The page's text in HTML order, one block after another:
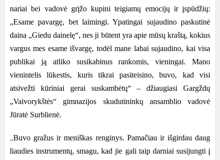
nariai bei vadovė grįžo kupini teigiamų emocijų ir įspūdžių:
„Esame pavargę, bet laimingi. Ypatingai sujaudino paskutinė
daina „Giedu dainelę“, nes ji būtent yra apie mūsų kraštą, kokius
vargus mes esame išvargę, todėl mane labai sujaudino, kai visa
publikai ją atliko susikabinus rankomis, vieningai. Mano
vienintelis lūkestis, kuris tikrai pasiteisino, buvo, kad visi
atsivežti kūriniai gerai suskambėtų“ – džiaugiasi Gargždų
„Vaivorykštės“ gimnazijos skudutininkų ansamblio vadovė
Jūratė Surblienė.
„Buvo gražus ir meniškas renginys. Pamačiau ir išgirdau daug
liaudies instrumentų, smagu, kad jie gali taip darniai susijungti į